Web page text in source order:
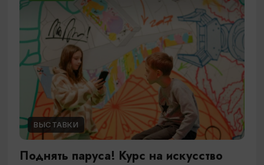
ВЫСТАВКИ
Поднять паруса! Курс на искусство